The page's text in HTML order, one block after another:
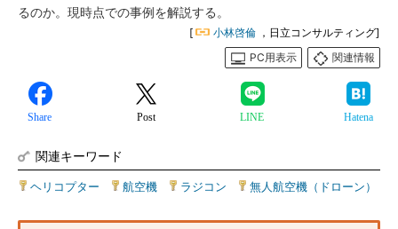
るのか。現時点での事例を解説する。
[ 小林啓倫 ，日立コンサルティング]
PC用表示
関連情報
Share Post LINE Hatena
関連キーワード
ヘリコプター 航空機 ラジコン 無人航空機（ドローン）